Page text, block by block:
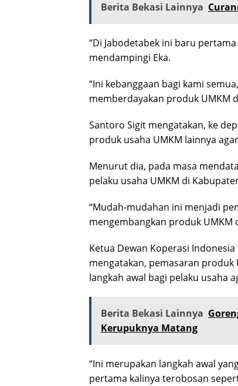
Berita Bekasi Lainnya
“Di Jabodetabek ini baru
mendampingi Eka.
“Ini kebanggaan bagi kami
memberdayakan produk UMKM
Santoro Sigit mengatakan, ke
produk usaha UMKM lainnya
Menurut dia, pada masa
pelaku usaha UMKM di
“Mudah-mudahan ini menjadi
mengembangkan produk UMKM
Ketua Dewan Koperasi
mengatakan, pemasaran
langkah awal bagi pelaku usaha
Berita Bekasi Lainnya
Kerupuknya Matang
“Ini merupakan langkah awal
pertama kalinya terobosan